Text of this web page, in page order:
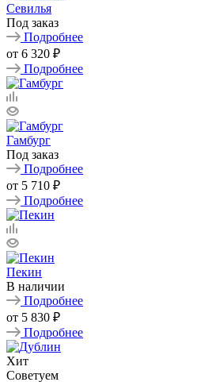
Севилья
Под заказ
Подробнее
от 6 320 ₽
Подробнее
Гамбург
Под заказ
Подробнее
от 5 710 ₽
Подробнее
Пекин
В наличии
Подробнее
от 5 830 ₽
Подробнее
Хит
Советуем